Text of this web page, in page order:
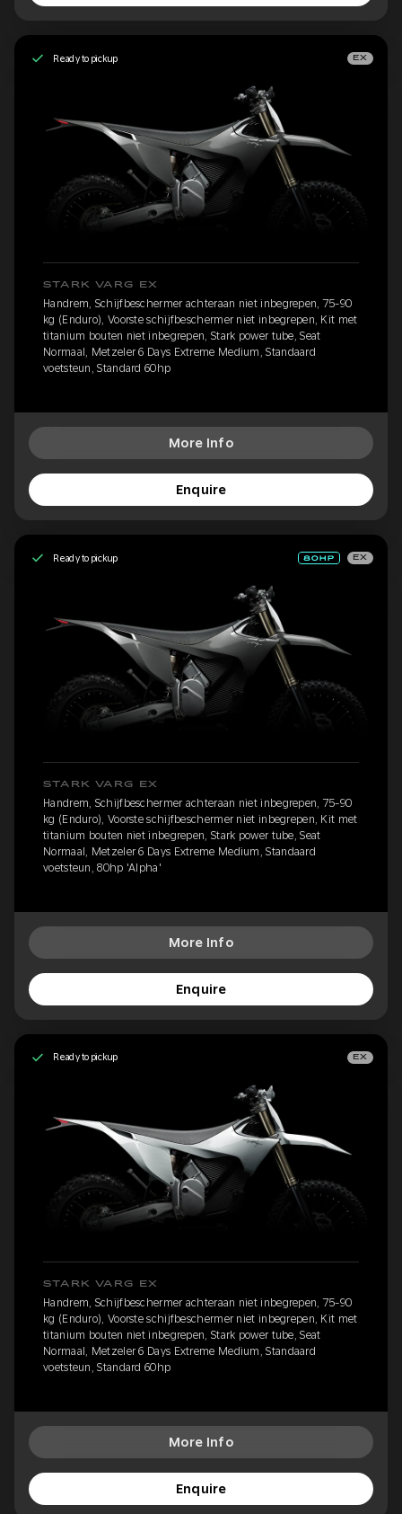
Ready to pickup EX
STARK VARG EX
Handrem, Schijfbeschermer achteraan niet inbegrepen, 75-90
kg (Enduro), Voorste schijfbeschermer niet inbegrepen, Kit met
titanium bouten niet inbegrepen, Stark power tube, Seat
Normaal, Metzeler 6 Days Extreme Medium, Standaard
voetsteun, Standard 60hp
More Info
Enquire
Ready to pickup EX
STARK VARG EX
Handrem, Schijfbeschermer achteraan niet inbegrepen, 75-90
kg (Enduro), Voorste schijfbeschermer niet inbegrepen, Kit met
titanium bouten niet inbegrepen, Stark power tube, Seat
Normaal, Metzeler 6 Days Extreme Medium, Standaard
voetsteun, 80hp 'Alpha'
More Info
Enquire
Ready to pickup EX
STARK VARG EX
Handrem, Schijfbeschermer achteraan niet inbegrepen, 75-90
kg (Enduro), Voorste schijfbeschermer niet inbegrepen, Kit met
titanium bouten niet inbegrepen, Stark power tube, Seat
Normaal, Metzeler 6 Days Extreme Medium, Standaard
voetsteun, Standard 60hp
More Info
Enquire